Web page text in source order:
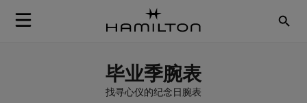
毕业季腕表
找寻心仪的纪念日腕表